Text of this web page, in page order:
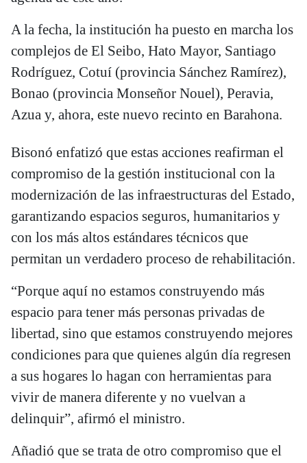
A la fecha, la institución ha puesto en marcha los
complejos de El Seibo, Hato Mayor, Santiago
Rodríguez, Cotuí (provincia Sánchez Ramírez),
Bonao (provincia Monseñor Nouel), Peravia,
Azua y, ahora, este nuevo recinto en Barahona.
Bisonó enfatizó que estas acciones reafirman el
compromiso de la gestión institucional con la
modernización de las infraestructuras del Estado,
garantizando espacios seguros, humanitarios y
con los más altos estándares técnicos que
permitan un verdadero proceso de rehabilitación.
“Porque aquí no estamos construyendo más
espacio para tener más personas privadas de
libertad, sino que estamos construyendo mejores
condiciones para que quienes algún día regresen
a sus hogares lo hagan con herramientas para
vivir de manera diferente y no vuelvan a
delinquir”, afirmó el ministro.
Añadió que se trata de otro compromiso que el